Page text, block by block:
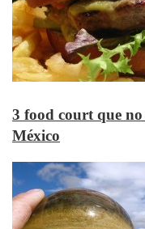
3 food court que
México